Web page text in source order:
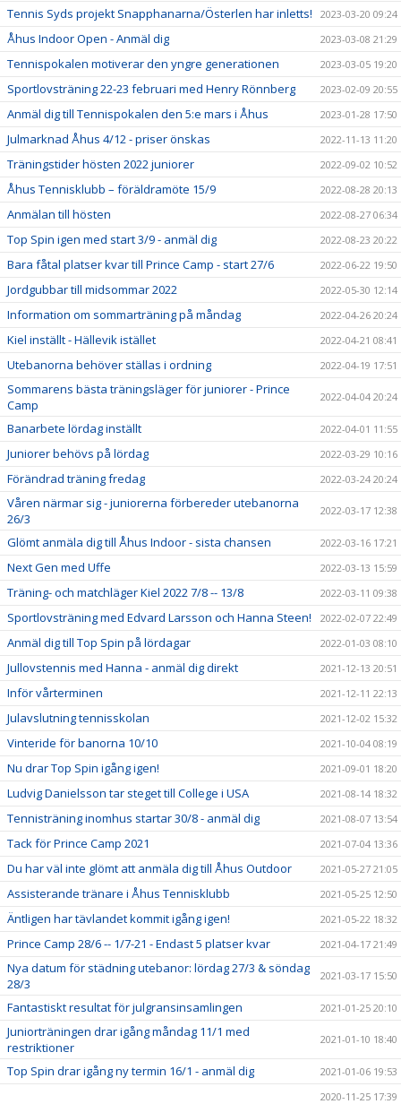
Tennis Syds projekt Snapphanarna/Österlen har inletts! 2023-03-20 09:24
Åhus Indoor Open - Anmäl dig 2023-03-08 21:29
Tennispokalen motiverar den yngre generationen 2023-03-05 19:20
Sportlovsträning 22-23 februari med Henry Rönnberg 2023-02-09 20:55
Anmäl dig till Tennispokalen den 5:e mars i Åhus 2023-01-28 17:50
Julmarknad Åhus 4/12 - priser önskas 2022-11-13 11:20
Träningstider hösten 2022 juniorer 2022-09-02 10:52
Åhus Tennisklubb – föräldramöte 15/9 2022-08-28 20:13
Anmälan till hösten 2022-08-27 06:34
Top Spin igen med start 3/9 - anmäl dig 2022-08-23 20:22
Bara fåtal platser kvar till Prince Camp - start 27/6 2022-06-22 19:50
Jordgubbar till midsommar 2022 2022-05-30 12:14
Information om sommarträning på måndag 2022-04-26 20:24
Kiel inställt - Hällevik istället 2022-04-21 08:41
Utebanorna behöver ställas i ordning 2022-04-19 17:51
Sommarens bästa träningsläger för juniorer - Prince
Camp
2022-04-04 20:24
Banarbete lördag inställt 2022-04-01 11:55
Juniorer behövs på lördag 2022-03-29 10:16
Förändrad träning fredag 2022-03-24 20:24
Våren närmar sig - juniorerna förbereder utebanorna
26/3
2022-03-17 12:38
Glömt anmäla dig till Åhus Indoor - sista chansen 2022-03-16 17:21
Next Gen med Uffe 2022-03-13 15:59
Träning- och matchläger Kiel 2022 7/8 -- 13/8 2022-03-11 09:38
Sportlovsträning med Edvard Larsson och Hanna Steen! 2022-02-07 22:49
Anmäl dig till Top Spin på lördagar 2022-01-03 08:10
Jullovstennis med Hanna - anmäl dig direkt 2021-12-13 20:51
Inför vårterminen 2021-12-11 22:13
Julavslutning tennisskolan 2021-12-02 15:32
Vinteride för banorna 10/10 2021-10-04 08:19
Nu drar Top Spin igång igen! 2021-09-01 18:20
Ludvig Danielsson tar steget till College i USA 2021-08-14 18:32
Tennisträning inomhus startar 30/8 - anmäl dig 2021-08-07 13:54
Tack för Prince Camp 2021 2021-07-04 13:36
Du har väl inte glömt att anmäla dig till Åhus Outdoor 2021-05-27 21:05
Assisterande tränare i Åhus Tennisklubb 2021-05-25 12:50
Äntligen har tävlandet kommit igång igen! 2021-05-22 18:32
Prince Camp 28/6 -- 1/7-21 - Endast 5 platser kvar 2021-04-17 21:49
Nya datum för städning utebanor: lördag 27/3 & söndag
28/3
2021-03-17 15:50
Fantastiskt resultat för julgransinsamlingen 2021-01-25 20:10
Juniorträningen drar igång måndag 11/1 med
restriktioner
2021-01-10 18:40
Top Spin drar igång ny termin 16/1 - anmäl dig
2021-01-06 19:53
2020-11-25 17:39